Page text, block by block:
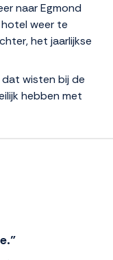
naar Egmond
weer te
het jaarlijkse
dat wisten bij de
hebben met